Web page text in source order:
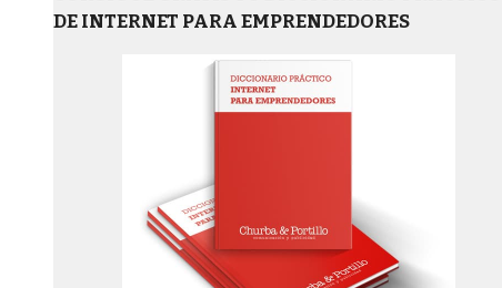
DE INTERNET PARA EMPRENDEDORES